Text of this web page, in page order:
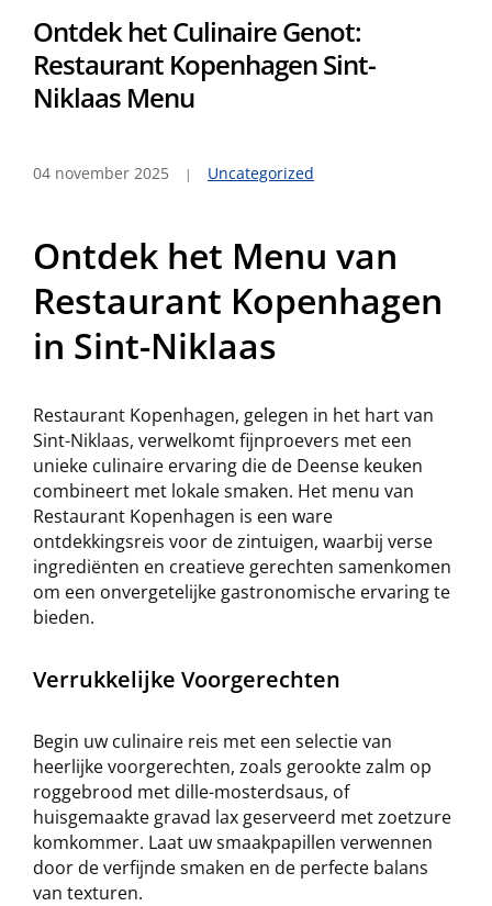
Ontdek het Culinaire Genot:
Restaurant Kopenhagen Sint-
Niklaas Menu
04 november 2025 Uncategorized
Ontdek het Menu van
Restaurant Kopenhagen
in Sint-Niklaas
Restaurant Kopenhagen, gelegen in het hart van
Sint-Niklaas, verwelkomt fijnproevers met een
unieke culinaire ervaring die de Deense keuken
combineert met lokale smaken. Het menu van
Restaurant Kopenhagen is een ware
ontdekkingsreis voor de zintuigen, waarbij verse
ingrediënten en creatieve gerechten samenkomen
om een onvergetelijke gastronomische ervaring te
bieden.
Verrukkelijke Voorgerechten
Begin uw culinaire reis met een selectie van
heerlijke voorgerechten, zoals gerookte zalm op
roggebrood met dille-mosterdsaus, of
huisgemaakte gravad lax geserveerd met zoetzure
komkommer. Laat uw smaakpapillen verwennen
door de verfijnde smaken en de perfecte balans
van texturen.